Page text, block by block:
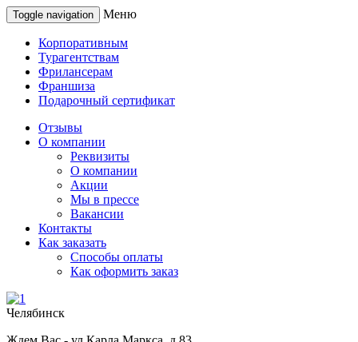
Toggle navigation Меню
Корпоративным
Турагентствам
Фрилансерам
Франшиза
Подарочный сертификат
Отзывы
О компании
Реквизиты
О компании
Акции
Мы в прессе
Вакансии
Контакты
Как заказать
Способы оплаты
Как оформить заказ
Челябинск